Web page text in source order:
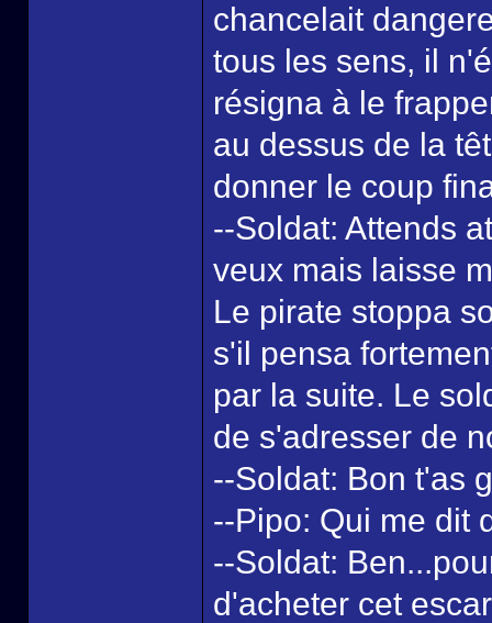
chancelait
tous les sens, il
résigna à le
au dessus de la
donner le coup
--Soldat: Attends
veux mais laisse
Le pirate stoppa
s'il pensa
par la suite. Le
de s'adresser de
--Soldat: Bon t'as
--Pipo: Qui me dit
--Soldat:
d'acheter cet